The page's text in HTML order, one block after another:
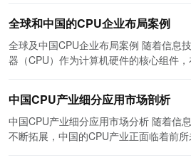
进一步壮大和发展。未来，HR管理软件
算和大数据的方向发展。智能化将使HR
能和更高的智能化水平，助力企业更好地
技术将使HR管理软件更加灵活和便捷，
规划和决策，提高管理的科学化程度。 综上所述，中国的HR管理软
件产业链呈现出持续增长的趋势，并且
的核心环节包括软件开发、系统集成、销
以从市场需求、竞争格局、政策环境和
对滞后，许多企业对于HR管理软件的需
此，企业需要加大市场推广力度，提高用
户的认知和接受度。 总结来说，中国HR管理软件行业在竞争状态和
市场格局上呈现出多样性和变化性。传
国人力资源管理的不断发展，HR管理软
平，以拥抱变革并立于不败之地。
研发和创新中。同时，鼓励企业与高校
系，共同推动技术创新和人才培养。 第三，加强国际合作与市场开
拓。在CPU产业领域，与国外企业和科研
我国CPU产业还相对薄弱，需要借助国
展研发合作和技术交流。此外，要积极
提升我国CPU产业的国际地位。通过国际
产业的影响力和市场份额。 最后，建立完善的产业生态和产业链。政
府应该出台相应的政策和措施，鼓励企业
国作为世界上人口最多的国家之一，其
型的不断推进，人们对于计算机和智能
CPU产业的发展提供了巨大的市场空间。 再次，中国CPU产业正向
术进步和创新能力的提升，中国CPU企
得了一定的成绩。例如，中国自主研发的
已经在市场上取得了一定的份额，为中国
供了得天独厚的条件。本文将对中国
并进行SWOT分析。 首先，中国拥有庞大的市场规模，这是中国CPU
产业发展的重要优势。在全球市场上，中
CPU的生产和销售提供了广阔的市场空间
了一系列的优惠政策和扶持措施，为
减免和人才培养等方面的帮助。政府还鼓
创新能力，提高产品的竞争力。这些政策
全球和中国的CPU企业布局案例
全球及中国CPU企业布局案例 随着信息技术的迅猛发展，中央处理
器（CPU）作为计算机硬件的核心组件
鼎立的局面：美国的英特尔（Intel）、
Micro Devices）和中国的联发科技（
最大的CPU企业，其优势主要在于技术研
中国CPU产业细分应用市场剖析
中国CPU产业细分应用市场分析 随着信息技术的发展和应用领域的
不断拓展，中国的CPU产业正面临着前